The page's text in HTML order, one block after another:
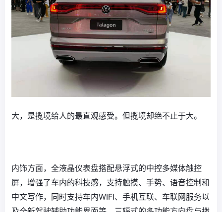
大，是揽境给人的最直观感受。但揽境却绝不止于大。
内饰方面，全液晶仪表盘搭配悬浮式的中控多媒体触控
屏，增强了车内的科技感，支持触摸、手势、语音控制和
中文写作，同时支持车内WIFI、手机互联、车联网服务以